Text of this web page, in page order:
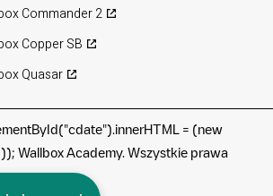
Commander 2
Copper SB
Quasar
= (new
Wallbox Academy. Wszystkie prawa